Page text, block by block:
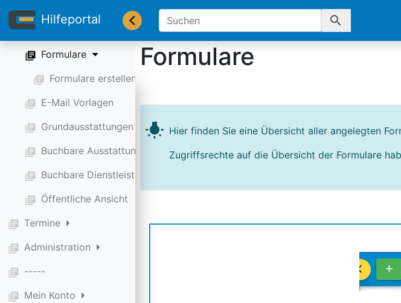
Hilfeportal search
library_books
library_books
library_books Formulare
library_books Formulare erstellen
library_books E-Mail Vorlagen
library_books Grundausstattungen
library_books Buchbare Ausstattungen
library_books Buchbare Dienstleistungen
library_books Öffentliche Ansicht
library_books Termine
library_books Administration
library_books -----
library_books Mein Konto
Formulare
wb_incandescent Hier finden Sie eine Übersicht aller angelegten
Zugriffsrechte auf die Übersicht der Formulare